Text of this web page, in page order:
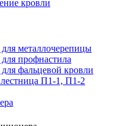
кровли
металлочерепицы
профнастила
фальцевой кровли
П1-1, П1-2